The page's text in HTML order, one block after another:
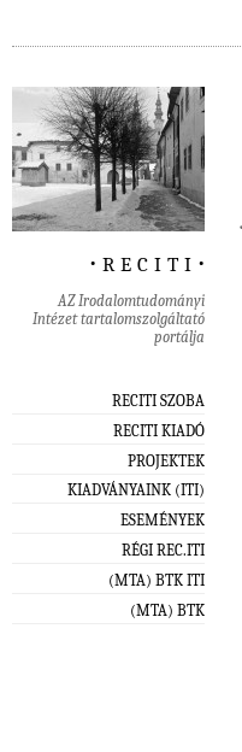
‧ r e c i t i ‧
AZ Irodalomtudományi
Intézet tartalomszolgáltató
portálja
RECITI SZOBA
RECITI KIADÓ
PROJEKTEK
KIADVÁNYAINK (ITI)
ESEMÉNYEK
RÉGI REC.ITI
(MTA) BTK ITI
(MTA) BTK